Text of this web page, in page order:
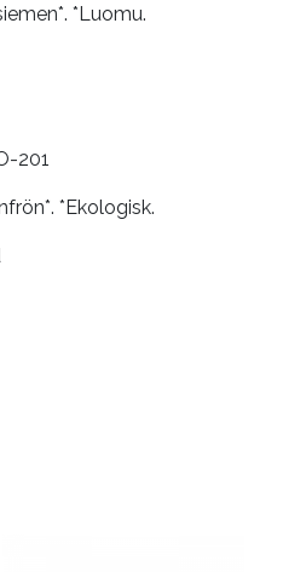
*Luomu.
201
*Ekologisk.